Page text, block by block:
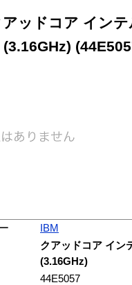
ッドコア イン
IBM
クアッドコア イン
(3.16GHz)
44E5057